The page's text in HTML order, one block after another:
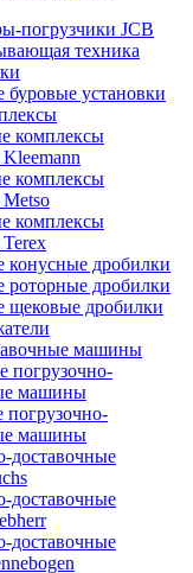
погрузчики JCB
техника
установки
комплексы
комплексы
комплексы
дробилки
дробилки
дробилки
машины
погрузочно-
машины
машины
доставочные
доставочные
доставочные